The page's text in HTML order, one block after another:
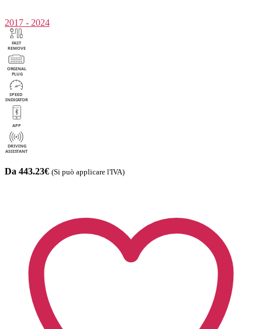
2017 - 2024
Da 443.23€ (Si può applicare l'IVA)